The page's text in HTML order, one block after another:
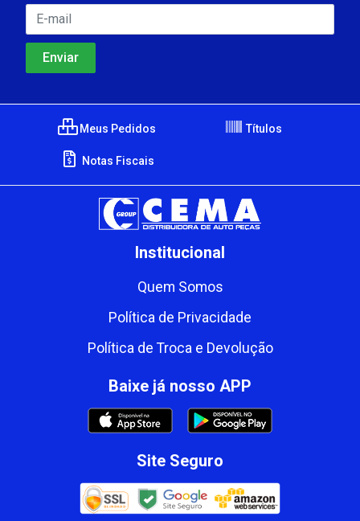
Meus Pedidos Títulos
Notas Fiscais
Institucional
Quem Somos
Política de Privacidade
Política de Troca e Devolução
Baixe já nosso APP
Site Seguro